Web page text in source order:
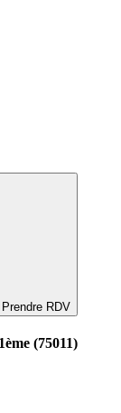
Prendre RDV
(75011)